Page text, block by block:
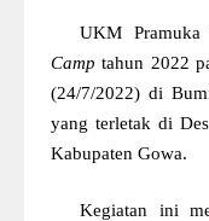
UKM
Camptahun 2022
(24/7/2022) di
yang terletak di D
Kabupaten Gowa.
Kegiatan ini